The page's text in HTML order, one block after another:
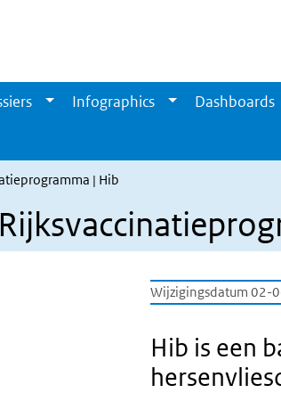
Infographics Dashboards
| Hib
Wijzigingsdatum 02-
Hib is een